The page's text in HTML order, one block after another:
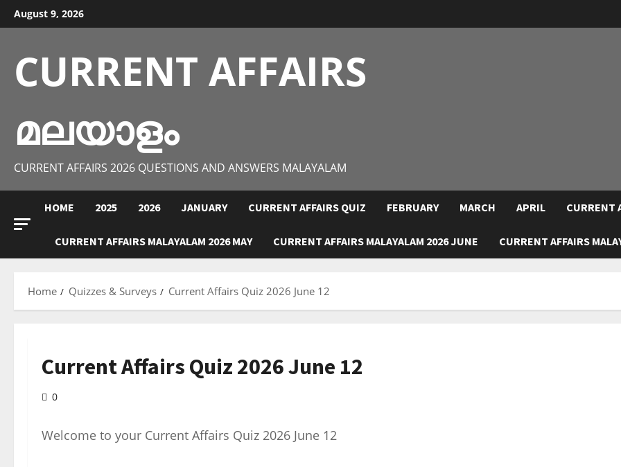
Skip
to
August 9, 2026
CURRENT AFFAIRS
മലയാളം
CURRENT AFFAIRS 2026 QUESTIONS AND ANSWERS MALAYALAM
HOME 2025 2026 JANUARY CURRENT AFFAIRS QUIZ FEBRUARY MARCH APRIL CURRENT
CURRENT AFFAIRS MALAYALAM 2026 MAY CURRENT AFFAIRS MALAYALAM 2026 JUNE CURRENT AFFAIRS
Home Quizzes & Surveys Current Affairs Quiz 2026 June 12
Current Affairs Quiz 2026 June 12
0
Welcome to your Current Affairs Quiz 2026 June 12